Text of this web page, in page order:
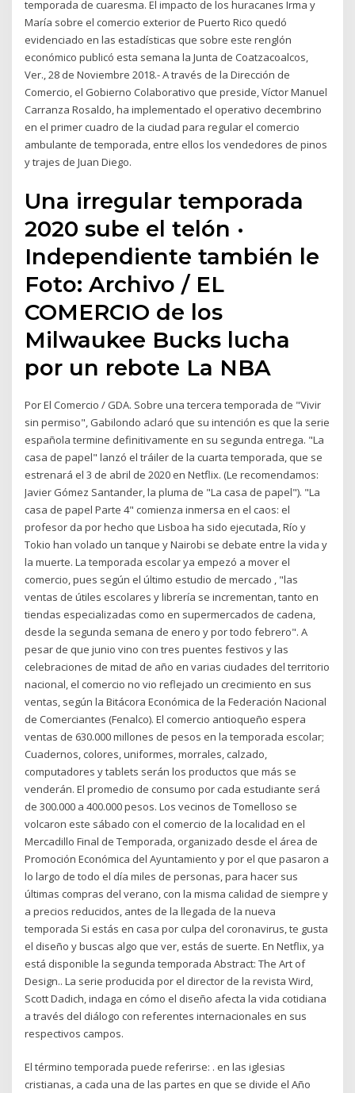
temporada de cuaresma. El impacto de los huracanes Irma y
María sobre el comercio exterior de Puerto Rico quedó
evidenciado en las estadísticas que sobre este renglón
económico publicó esta semana la Junta de Coatzacoalcos,
Ver., 28 de Noviembre 2018.- A través de la Dirección de
Comercio, el Gobierno Colaborativo que preside, Víctor Manuel
Carranza Rosaldo, ha implementado el operativo decembrino
en el primer cuadro de la ciudad para regular el comercio
ambulante de temporada, entre ellos los vendedores de pinos
y trajes de Juan Diego.
Una irregular temporada
2020 sube el telón ·
Independiente también le
Foto: Archivo / EL
COMERCIO de los
Milwaukee Bucks lucha
por un rebote La NBA
Por El Comercio / GDA. Sobre una tercera temporada de "Vivir
sin permiso", Gabilondo aclaró que su intención es que la serie
española termine definitivamente en su segunda entrega. "La
casa de papel" lanzó el tráiler de la cuarta temporada, que se
estrenará el 3 de abril de 2020 en Netflix. (Le recomendamos:
Javier Gómez Santander, la pluma de "La casa de papel"). "La
casa de papel Parte 4" comienza inmersa en el caos: el
profesor da por hecho que Lisboa ha sido ejecutada, Río y
Tokio han volado un tanque y Nairobi se debate entre la vida y
la muerte. La temporada escolar ya empezó a mover el
comercio, pues según el último estudio de mercado , "las
ventas de útiles escolares y librería se incrementan, tanto en
tiendas especializadas como en supermercados de cadena,
desde la segunda semana de enero y por todo febrero". A
pesar de que junio vino con tres puentes festivos y las
celebraciones de mitad de año en varias ciudades del territorio
nacional, el comercio no vio reflejado un crecimiento en sus
ventas, según la Bitácora Económica de la Federación Nacional
de Comerciantes (Fenalco). El comercio antioqueño espera
ventas de 630.000 millones de pesos en la temporada escolar;
Cuadernos, colores, uniformes, morrales, calzado,
computadores y tablets serán los productos que más se
venderán. El promedio de consumo por cada estudiante será
de 300.000 a 400.000 pesos. Los vecinos de Tomelloso se
volcaron este sábado con el comercio de la localidad en el
Mercadillo Final de Temporada, organizado desde el área de
Promoción Económica del Ayuntamiento y por el que pasaron a
lo largo de todo el día miles de personas, para hacer sus
últimas compras del verano, con la misma calidad de siempre y
a precios reducidos, antes de la llegada de la nueva
temporada Si estás en casa por culpa del coronavirus, te gusta
el diseño y buscas algo que ver, estás de suerte. En Netflix, ya
está disponible la segunda temporada Abstract: The Art of
Design.. La serie producida por el director de la revista Wird,
Scott Dadich, indaga en cómo el diseño afecta la vida cotidiana
a través del diálogo con referentes internacionales en sus
respectivos campos.
El término temporada puede referirse: . en las iglesias
cristianas, a cada una de las partes en que se divide el Año